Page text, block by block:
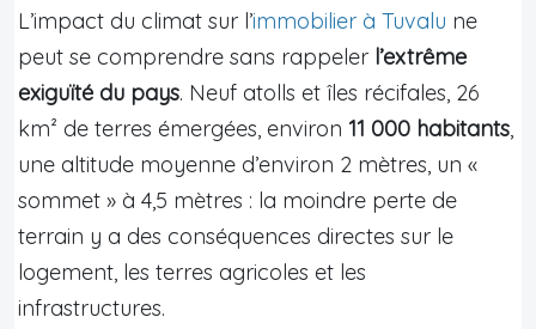
L’impact du climat sur l’immobilier à Tuvalu ne
peut se comprendre sans rappeler l’extrême
exiguïté du pays. Neuf atolls et îles récifales, 26
km² de terres émergées, environ 11 000 habitants,
une altitude moyenne d’environ 2 mètres, un «
sommet » à 4,5 mètres : la moindre perte de
terrain y a des conséquences directes sur le
logement, les terres agricoles et les
infrastructures.